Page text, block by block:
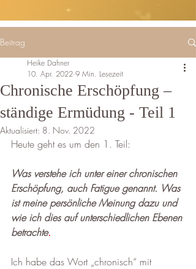
Beitrag
Chronische Erschöpfung –
ständige Ermüdung - Teil 1
Heike Dahner
10. Apr. 2022 9 Min. Lesezeit
Aktualisiert: 8. Nov. 2022
Heute geht es um den 1. Teil:
Was verstehe ich unter einer chronischen
Erschöpfung, auch Fatigue genannt. Was
ist meine persönliche Meinung dazu und
wie ich dies auf unterschiedlichen Ebenen
betrachte.
Ich habe das Wort „chronisch“ mit